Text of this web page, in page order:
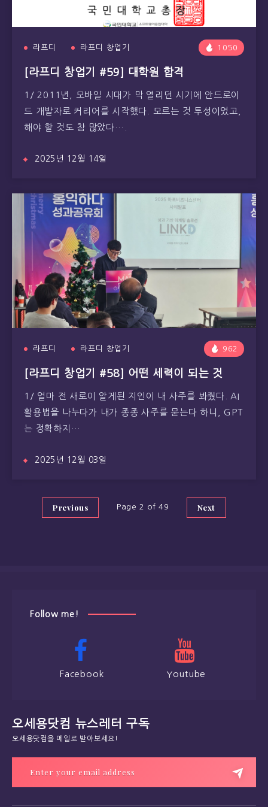
라프디 라프디 창업기 1050
[라프디 창업기 #59] 대학원 합격
1/ 2011년, 모바일 시대가 막 열리던 시기에 안드로이
드 개발자로 커리어를 시작했다. 모르는 것 투성이었고,
해야 할 것도 참 많았다….
2025년 12월 14일
라프디 라프디 창업기 962
[라프디 창업기 #58] 어떤 세력이 되는 것
1/ 얼마 전 새로이 알게된 지인이 내 사주를 봐줬다. AI
활용법을 나누다가 내가 종종 사주를 묻는다 하니, GPT
는 정확하지…
2025년 12월 03일
Previous Page 2 of 49 Next
Follow me!
Facebook Youtube
오세용닷컴 뉴스레터 구독
오세용닷컴을 메일로 받아보세요!